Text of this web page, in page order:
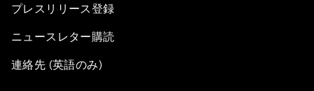
Building New Platforms of Cooperation
Closing Remarks
プレスリリース登録
ニュースレター購読
連絡先 (英語のみ)